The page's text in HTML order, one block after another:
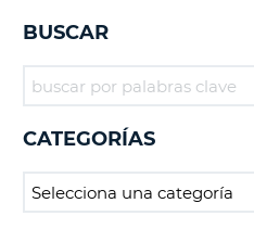
MI
ESPAÑA
BUSCAR
CATEGORÍAS